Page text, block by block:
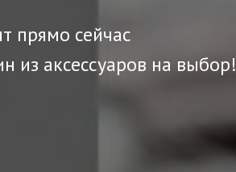
прямо сейчас
из аксессуаров на выбор!